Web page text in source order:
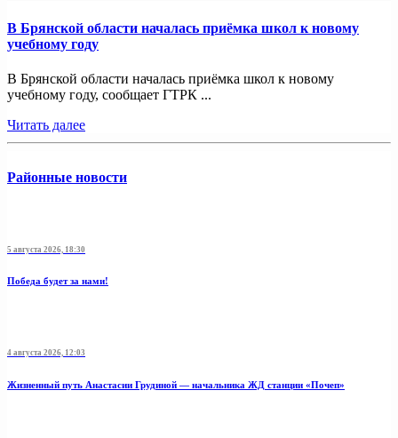
В Брянской области началась приёмка школ к новому
учебному году
В Брянской области началась приёмка школ к новому
учебному году, сообщает ГТРК ...
Читать далее
Районные новости
5 августа 2026, 18:30
Победа будет за нами!
4 августа 2026, 12:03
Жизненный путь Анастасии Грудиной — начальника ЖД станции «Почеп»